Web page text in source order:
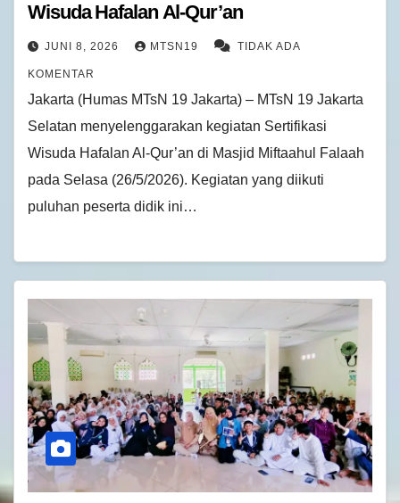
Wisuda Hafalan Al-Qur’an
JUNI 8, 2026 MTSN19 TIDAK ADA
KOMENTAR
Jakarta (Humas MTsN 19 Jakarta) – MTsN 19 Jakarta
Selatan menyelenggarakan kegiatan Sertifikasi
Wisuda Hafalan Al-Qur’an di Masjid Miftaahul Falaah
pada Selasa (26/5/2026). Kegiatan yang diikuti
puluhan peserta didik ini…